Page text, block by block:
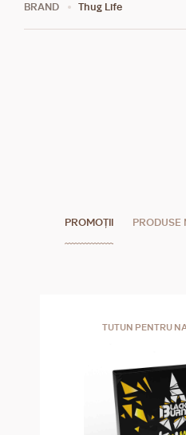
BRAND Thug Life
PROMOȚII PRODUSE
TUTUN PENTRU